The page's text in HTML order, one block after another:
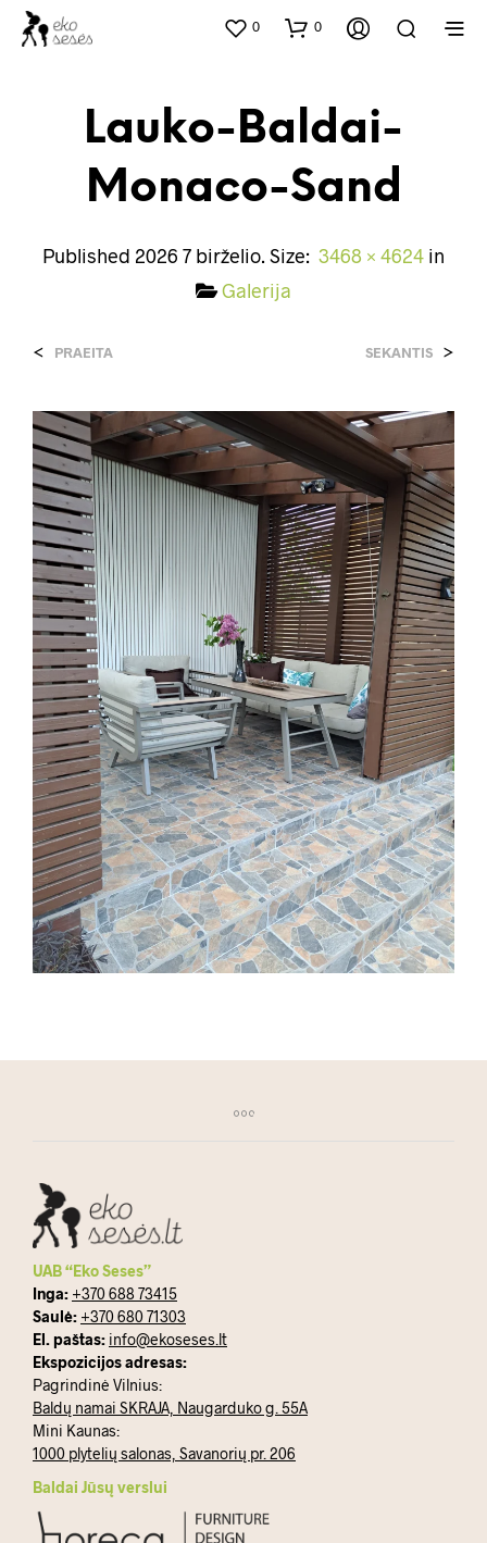
0 0
Lauko-Baldai-
Monaco-Sand
Published 2026 7 birželio. Size: 3468 × 4624 in
Galerija
< PRAEITA SEKANTIS >
UAB “Eko Seses”
Inga: +370 688 73415
Saulė: +370 680 71303
El. paštas: info@ekoseses.lt
Ekspozicijos adresas:
Pagrindinė Vilnius:
Baldų namai SKRAJA, Naugarduko g. 55A
Mini Kaunas:
1000 plytelių salonas, Savanorių pr. 206
Baldai Jūsų verslui